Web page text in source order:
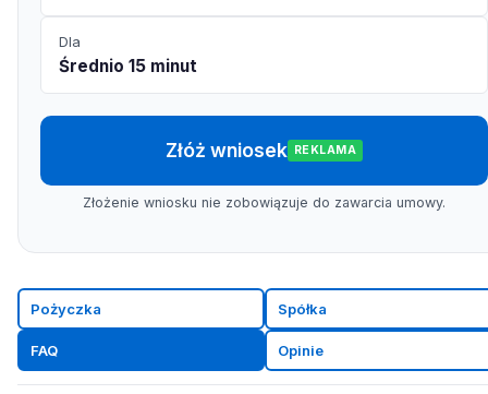
Dla
Średnio 15 minut
Złóż wniosek REKLAMA
Złożenie wniosku nie zobowiązuje do zawarcia umowy.
Pożyczka Spółka
FAQ Opinie